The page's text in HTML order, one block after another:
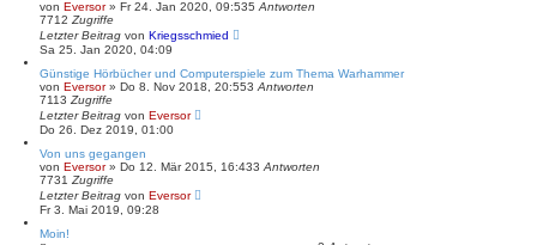
von Eversor» Fr 24. Jan 2020, 09:535 Antworten
7712 Zugriffe
Letzter Beitrag von Kriegsschmied
Sa 25. Jan 2020, 04:09
Günstige Hörbücher und Computerspiele zum Thema Warhammer
von Eversor» Do 8. Nov 2018, 20:553 Antworten
7113 Zugriffe
Letzter Beitrag von Eversor
Do 26. Dez 2019, 01:00
Von uns gegangen
von Eversor» Do 12. Mär 2015, 16:433 Antworten
7731 Zugriffe
Letzter Beitrag von Eversor
Fr 3. Mai 2019, 09:28
Moin!